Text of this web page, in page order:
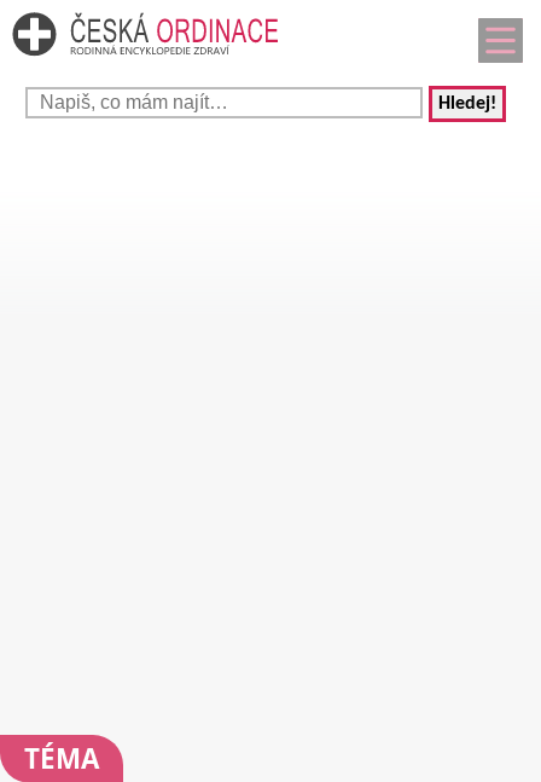
Hledej!
TÉMA